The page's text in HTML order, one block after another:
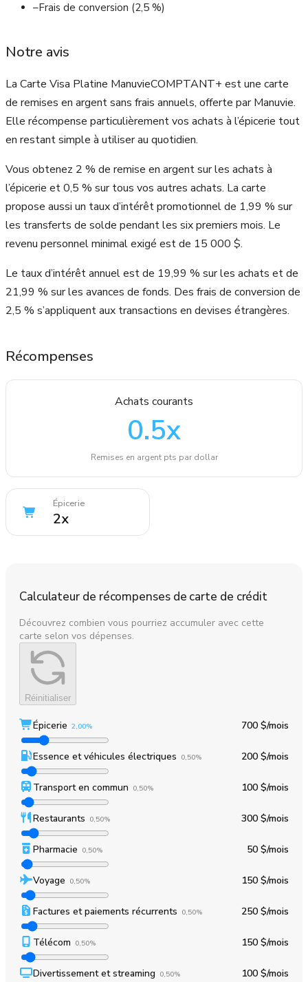
–Frais de conversion (2,5 %)
Notre avis
La Carte Visa Platine ManuvieCOMPTANT+ est une carte
de remises en argent sans frais annuels, offerte par Manuvie.
Elle récompense particulièrement vos achats à l’épicerie tout
en restant simple à utiliser au quotidien.
Vous obtenez 2 % de remise en argent sur les achats à
l’épicerie et 0,5 % sur tous vos autres achats. La carte
propose aussi un taux d’intérêt promotionnel de 1,99 % sur
les transferts de solde pendant les six premiers mois. Le
revenu personnel minimal exigé est de 15 000 $.
Le taux d’intérêt annuel est de 19,99 % sur les achats et de
21,99 % sur les avances de fonds. Des frais de conversion de
2,5 % s’appliquent aux transactions en devises étrangères.
Récompenses
Achats courants
0.5x
Remises en argent pts par dollar
Épicerie
2x
Calculateur de récompenses de carte de crédit
Découvrez combien vous pourriez accumuler avec cette
carte selon vos dépenses.
Réinitialiser
Épicerie 2,00% 700 $/mois
Essence et véhicules électriques 0,50% 200 $/mois
Transport en commun 0,50% 100 $/mois
Restaurants 0,50% 300 $/mois
Pharmacie 0,50% 50 $/mois
Voyage 0,50% 150 $/mois
Factures et paiements récurrents 0,50% 250 $/mois
Télécom 0,50% 150 $/mois
Divertissement et streaming 0,50% 100 $/mois